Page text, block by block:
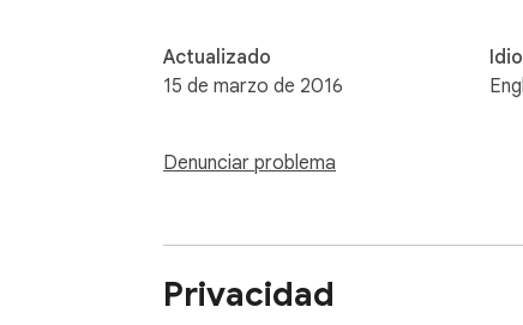
Actualizado
15 de marzo de 2016
Denunciar problema
Privacidad